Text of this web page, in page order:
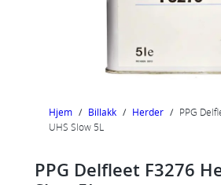
Hjem / Billakk / Herder / PPG
UHS Slow 5L
PPG Delfleet F3276